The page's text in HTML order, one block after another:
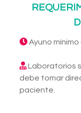
Ayuno
Laboratorios
debe tomar
paciente.